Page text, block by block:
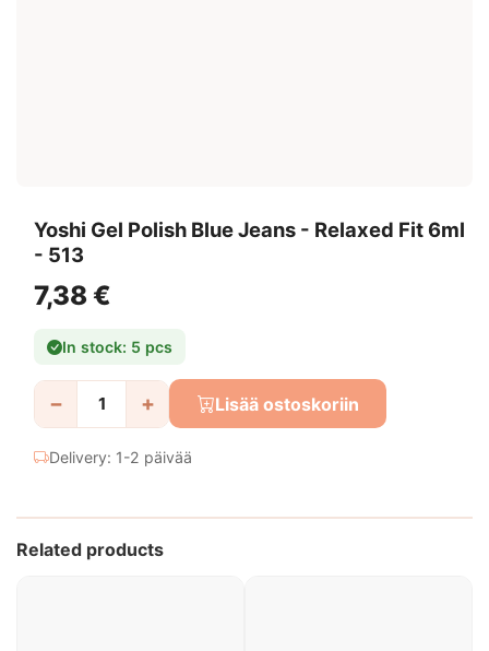
Yoshi Gel Polish Blue Jeans - Relaxed Fit 6ml
- 513
7,38 €
In stock: 5 pcs
− + Lisää ostoskoriin
Delivery: 1-2 päivää
Related products